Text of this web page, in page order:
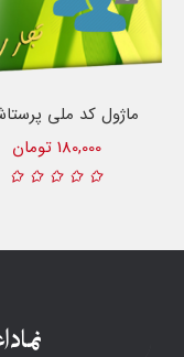
ماژول کد ملی
180,000 تومان